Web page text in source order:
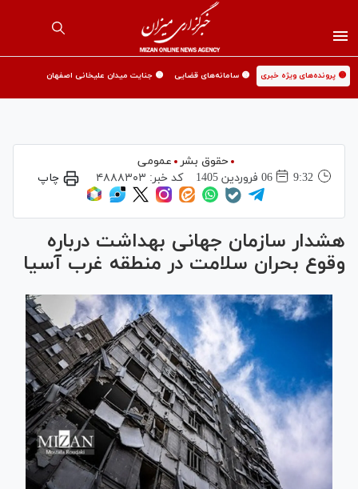
🟡 پرونده‌های ویژه خبری 🟡 سامانه‌های قضایی 🟡 جنایت میدان علیخانی اصفهان
حقوق بشر
عمومی
9:32
06 فروردين 1405 کد خبر: ۴۸۸۸۳۰۳ چاپ
هشدار سازمان جهانی بهداشت درباره
وقوع بحران سلامت در منطقه غرب آسیا